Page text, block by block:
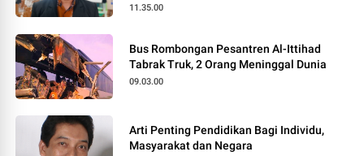
11.35.00
Bus Rombongan Pesantren Al-Ittihad
Tabrak Truk, 2 Orang Meninggal Dunia
09.03.00
Arti Penting Pendidikan Bagi Individu,
Masyarakat dan Negara